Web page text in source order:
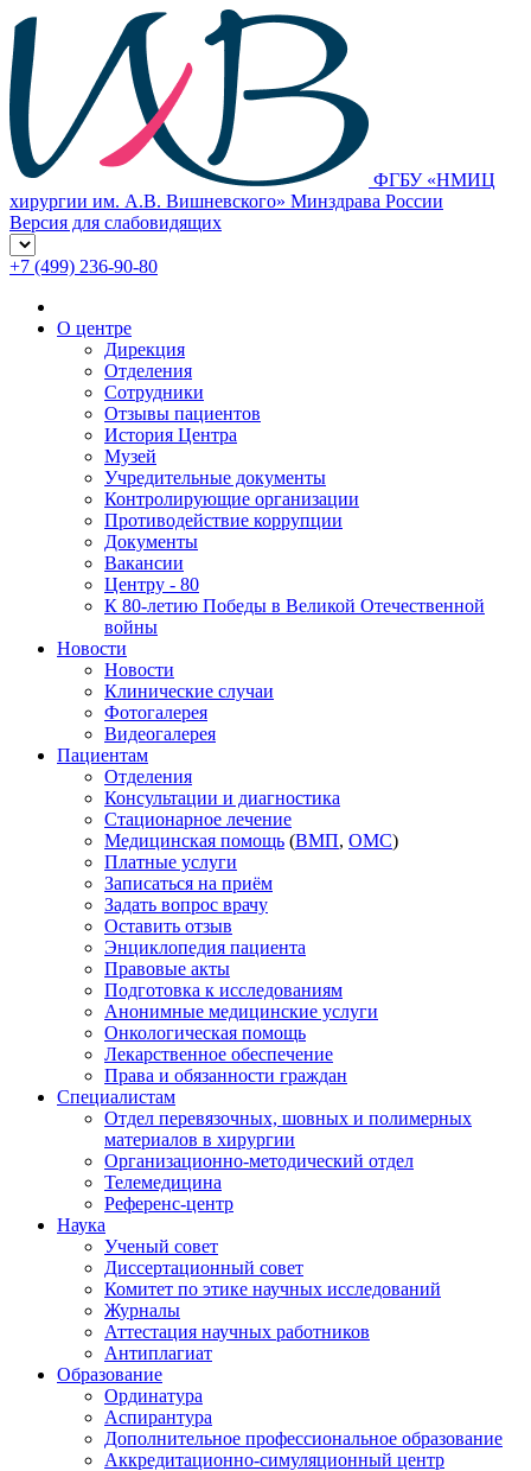
ФГБУ «НМИЦ
хирургии им. А.В. Вишневского» Минздрава России
Версия для слабовидящих
+7 (499) 236-90-80
О центре
Дирекция
Отделения
Сотрудники
Отзывы пациентов
История Центра
Музей
Учредительные документы
Контролирующие организации
Противодействие коррупции
Документы
Вакансии
Центру - 80
К 80-летию Победы в Великой Отечественной
войны
Новости
Новости
Клинические случаи
Фотогалерея
Видеогалерея
Пациентам
Отделения
Консультации и диагностика
Стационарное лечение
Медицинская помощь (ВМП, ОМС)
Платные услуги
Записаться на приём
Задать вопрос врачу
Оставить отзыв
Энциклопедия пациента
Правовые акты
Подготовка к исследованиям
Анонимные медицинские услуги
Онкологическая помощь
Лекарственное обеспечение
Права и обязанности граждан
Специалистам
Отдел перевязочных, шовных и полимерных
материалов в хирургии
Организационно-методический отдел
Телемедицина
Референс-центр
Наука
Ученый совет
Диссертационный совет
Комитет по этике научных исследований
Журналы
Аттестация научных работников
Антиплагиат
Образование
Ординатура
Аспирантура
Дополнительное профессиональное образование
Аккредитационно-симуляционный центр